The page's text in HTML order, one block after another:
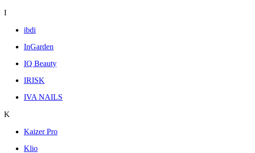
I
ibdi
InGarden
IQ Beauty
IRISK
IVA NAILS
K
Kaizer Pro
Klio